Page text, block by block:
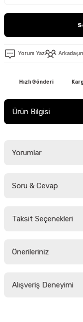
Yorum Yaz
Hızlı Gönderi
Ürün Bilgisi
Yorumlar
Soru & Cevap
Taksit Seçenekleri
Önerileriniz
yetersiz gördüğünüz
Alışveriş Deneyimi